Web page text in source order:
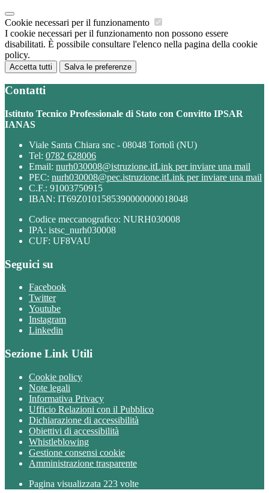
Cookie necessari per il funzionamento
I cookie necessari per il funzionamento non possono essere
disabilitati. È possibile consultare l'elenco nella pagina della cookie
policy.
Accetta tutti Salva le preferenze
Contatti
Istituto Tecnico Professionale di Stato con Convitto IPSAR
IANAS
Viale Santa Chiara snc - 08048 Tortolì (NU)
Tel: 0782 628006
Email: nurh030008@istruzione.itLink per inviare una mail
PEC: nurh030008@pec.istruzione.itLink per inviare una mail
C.F.: 91003750915
IBAN: IT69Z0101585390000000018048
Codice meccanografico: NURH030008
IPA: istsc_nurh030008
CUF: UF8VAU
Seguici su
Facebook
Twitter
Youtube
Instagram
Linkedin
Sezione Link Utili
Cookie policy
Note legali
Informativa Privacy
Ufficio Relazioni con il Pubblico
Dichiarazione di accessibilità
Obiettivi di accessibilità
Whistleblowing
Gestione consensi cookie
Amministrazione trasparente
Pagina visualizzata 223 volte